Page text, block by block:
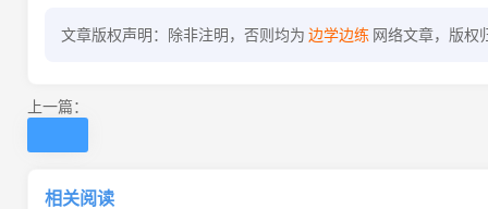
文章版权声明：除非注明，否则均为 边学边练 网络文章，版权
上一篇：
相关阅读